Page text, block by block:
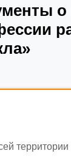
о
территории